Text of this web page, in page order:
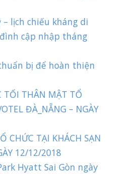
– lịch chiếu kháng di
cập nhập tháng
bị để hoàn thiện
TỐI THÂN MẬT TỔ
ĐÀ_NẴNG – NGÀY
CHỨC TẠI KHÁCH SẠN
12/12/2018
Hyatt Sai Gòn ngày